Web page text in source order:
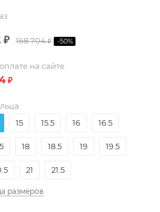
₽ 168 704₽ -50%
на сайте
₽
15 15.5 16 16.5
18 18.5 19 19.5
21 21.5
размеров